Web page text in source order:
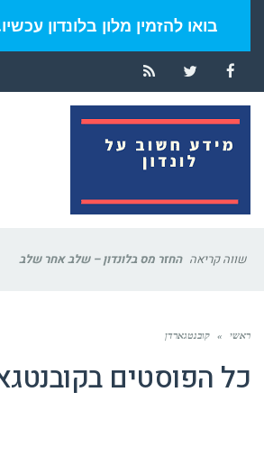
בואו להזמין מלון בלונדון
Facebook
Twitter
RSS
שווה קריאה החזר מס בלונדון – שלב אחר שלב
ראשי » קובנטגארדן
כל הפוסטים ב